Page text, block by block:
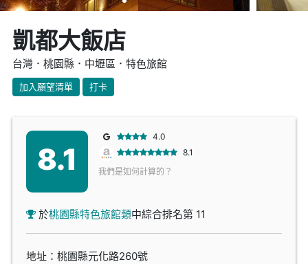
凱都大飯店
台灣．桃園縣．中壢區．特色旅館
加入願望清單 打卡
8.1
4.0
8.1
我們是如何計算的？
於桃園縣特色旅館類中綜合排名第 11
地址：桃園縣元化路260號